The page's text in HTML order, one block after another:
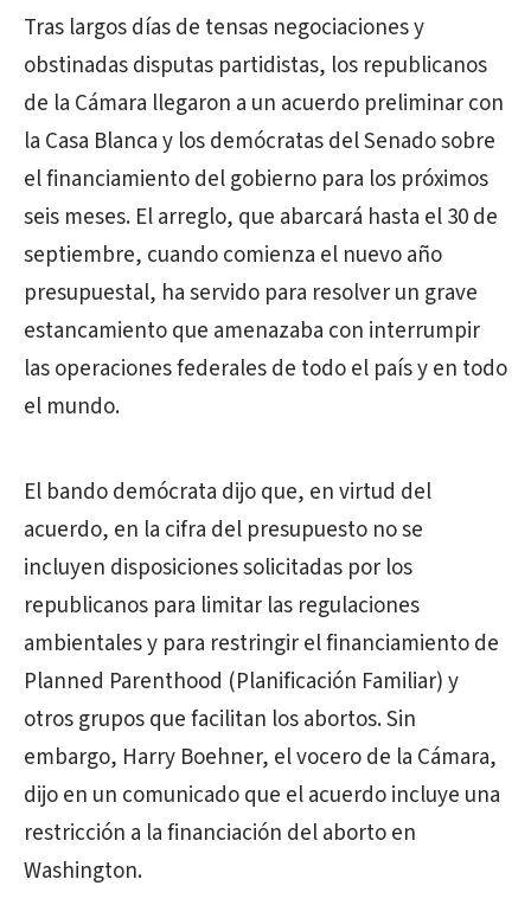
Tras largos días de tensas negociaciones y
obstinadas disputas partidistas, los republicanos
de la Cámara llegaron a un acuerdo preliminar con
la Casa Blanca y los demócratas del Senado sobre
el financiamiento del gobierno para los próximos
seis meses. El arreglo, que abarcará hasta el 30 de
septiembre, cuando comienza el nuevo año
presupuestal, ha servido para resolver un grave
estancamiento que amenazaba con interrumpir
las operaciones federales de todo el país y en todo
el mundo.
El bando demócrata dijo que, en virtud del
acuerdo, en la cifra del presupuesto no se
incluyen disposiciones solicitadas por los
republicanos para limitar las regulaciones
ambientales y para restringir el financiamiento de
Planned Parenthood (Planificación Familiar) y
otros grupos que facilitan los abortos. Sin
embargo, Harry Boehner, el vocero de la Cámara,
dijo en un comunicado que el acuerdo incluye una
restricción a la financiación del aborto en
Washington.